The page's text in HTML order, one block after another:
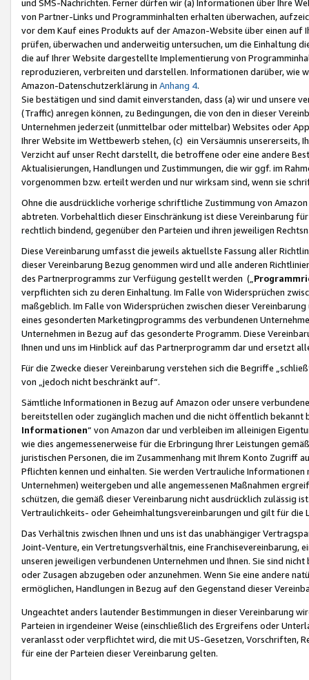
und SMS-Nachrichten. Ferner dürfen wir (a) Informationen über Ihre
von Partner-Links und Programminhalten erhalten überwachen,
vor dem Kauf eines Produkts auf der Amazon-Website über einen
prüfen, überwachen und anderweitig untersuchen, um die Einhaltung
die auf Ihrer Website dargestellte Implementierung von
reproduzieren, verbreiten und darstellen. Informationen darüber, wie
Amazon-Datenschutzerklärung in Anhang 4.
Sie bestätigen und sind damit einverstanden, dass (a) wir und
(Traffic) anregen können, zu Bedingungen, die von den in dieser
Unternehmen jederzeit (unmittelbar oder mittelbar) Websites oder
Ihrer Website im Wettbewerb stehen, (c) ein Versäumnis unsererseits,
Verzicht auf unser Recht darstellt, die betroffene oder eine andere
Aktualisierungen, Handlungen und Zustimmungen, die wir ggf. im
vorgenommen bzw. erteilt werden und nur wirksam sind, wenn sie
Ohne die ausdrückliche vorherige schriftliche Zustimmung von
abtreten. Vorbehaltlich dieser Einschränkung ist diese Vereinbarung
rechtlich bindend, gegenüber den Parteien und ihren jeweiligen
Diese Vereinbarung umfasst die jeweils aktuellste Fassung aller
dieser Vereinbarung Bezug genommen wird und alle anderen
des Partnerprogramms zur Verfügung gestellt werden („
verpflichten sich zu deren Einhaltung. Im Falle von Widersprüchen
maßgeblich. Im Falle von Widersprüchen zwischen dieser
eines gesonderten Marketingprogramms des verbundenen
Unternehmen in Bezug auf das gesonderte Programm. Diese
Ihnen und uns im Hinblick auf das Partnerprogramm dar und ersetzt
Für die Zwecke dieser Vereinbarung verstehen sich die Begriffe
von „jedoch nicht beschränkt auf“.
Sämtliche Informationen in Bezug auf Amazon oder unsere
bereitstellen oder zugänglich machen und die nicht öffentlich
Informationen“ von Amazon dar und verbleiben im alleinigen
wie dies angemessenerweise für die Erbringung Ihrer Leistungen
juristischen Personen, die im Zusammenhang mit Ihrem Konto
Pflichten kennen und einhalten. Sie werden Vertrauliche
Unternehmen) weitergeben und alle angemessenen Maßnahmen
schützen, die gemäß dieser Vereinbarung nicht ausdrücklich zulässig
Vertraulichkeits- oder Geheimhaltungsvereinbarungen und gilt für die
Das Verhältnis zwischen Ihnen und uns ist das unabhängiger
Joint-Venture, ein Vertretungsverhältnis, eine Franchisevereinbarung,
unseren jeweiligen verbundenen Unternehmen und Ihnen. Sie sind
oder Zusagen abzugeben oder anzunehmen. Wenn Sie eine andere
ermöglichen, Handlungen in Bezug auf den Gegenstand dieser
Ungeachtet anders lautender Bestimmungen in dieser Vereinbarung
Parteien in irgendeiner Weise (einschließlich des Ergreifens oder
veranlasst oder verpflichtet wird, die mit US-Gesetzen, Vorschriften,
für eine der Parteien dieser Vereinbarung gelten.